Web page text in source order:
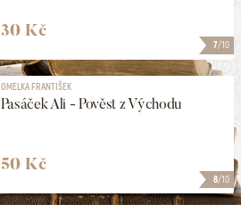
7/10
30 Kč
8/10
OMELKA FRANTIŠEK
Pasáček Ali - Pověst z Východu
50 Kč